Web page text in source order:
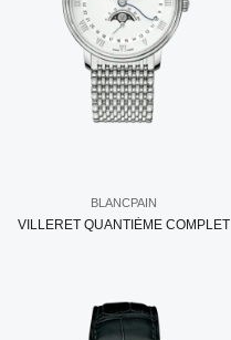
BLANCPAIN
VILLERET QUANTIÈME COMPLET